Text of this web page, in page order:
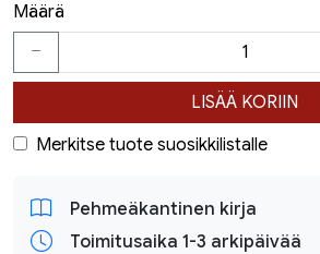
Määrä
LISÄÄ KORIIN
Merkitse tuote suosikkilistalle
Pehmeäkantinen kirja
Toimitusaika 1-3 arkipäivää